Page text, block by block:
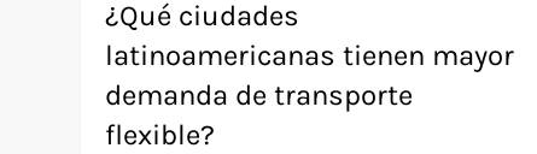
¿Qué ciudades
latinoamericanas tienen mayor
demanda de transporte
flexible?